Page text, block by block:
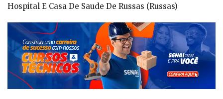
Hospital E Casa De Saude De Russas (Russas)